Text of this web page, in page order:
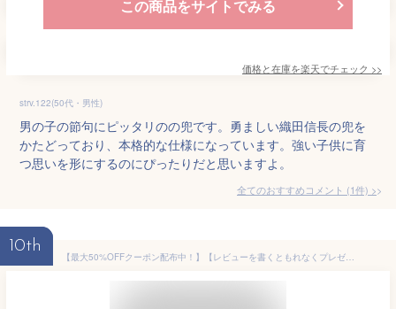
この商品をサイトでみる
価格と在庫を楽天でチェック >>
strv.122(50代・男性)
男の子の節句にピッタリのの兜です。勇ましい織田信長の兜を
かたどっており、本格的な仕様になっています。強い子供に育
つ思いを形にするのにぴったりだと思いますよ。
全てのおすすめコメント (1件) >
10th
【最大50%OFFクーポン配布中！】【レビューを書くともれなくプレゼント】 五月人形 徳川家康 おしゃれ 兜 戦国武将 収納飾り 長持兜 端午の節句 初節句 男の子 子供の日 マンションサイズ プレゼント オルゴール 5月人形 コンパクト